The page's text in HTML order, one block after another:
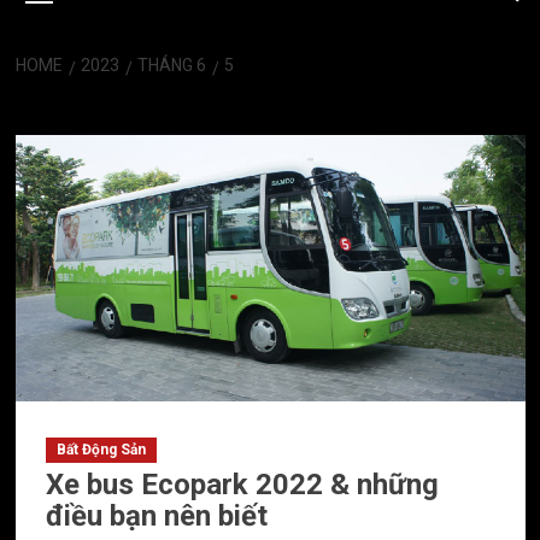
HOME 2023 THÁNG 6 5
Bất Động Sản
Xe bus Ecopark 2022 & những
điều bạn nên biết